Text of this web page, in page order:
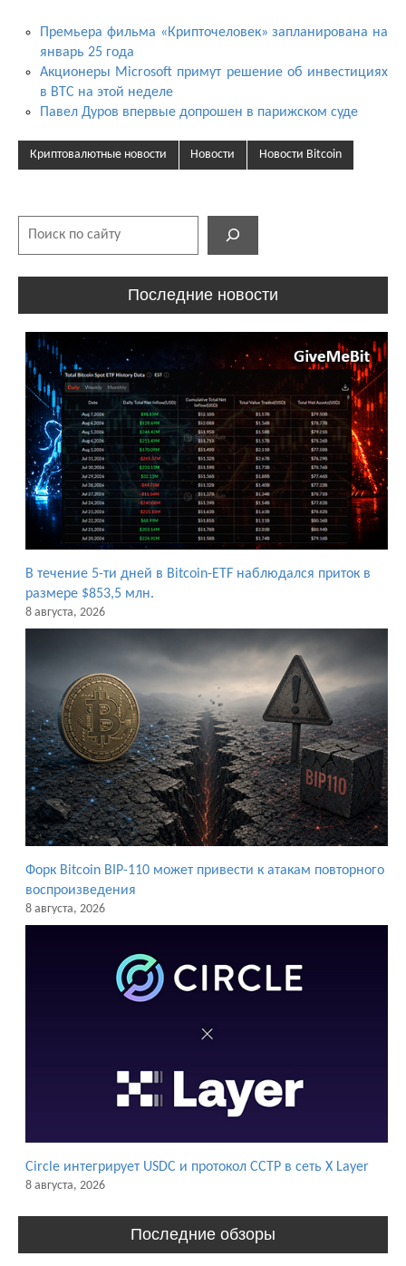
Премьера фильма «Крипточеловек» запланирована на
январь 25 года
Акционеры Microsoft примут решение об инвестициях
в BTC на этой неделе
Павел Дуров впервые допрошен в парижском суде
Криптовалютные новости Новости Новости Bitcoin
Последние новости
В течение 5-ти дней в Bitcoin-ETF наблюдался приток в
размере $853,5 млн.
8 августа, 2026
Форк Bitcoin BIP-110 может привести к атакам повторного
воспроизведения
8 августа, 2026
Circle интегрирует USDC и протокол CCTP в сеть X Layer
8 августа, 2026
Последние обзоры